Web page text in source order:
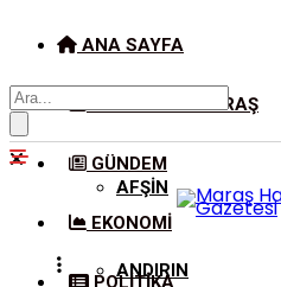
ANA SAYFA
KAHRAMANMARAŞ
AFŞIN
ANDIRIN
GÜNDEM
EKONOMI
POLITIKA